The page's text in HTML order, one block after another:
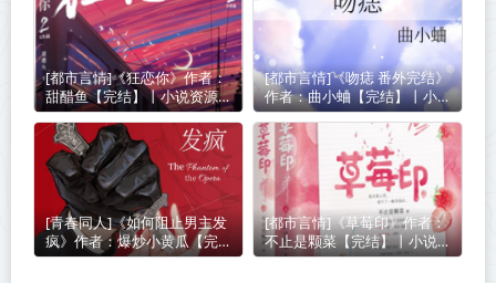
[都市言情]《狂恋你》作者：
甜醋鱼【完结】丨小说资源百
度网盘免费txt下载
[都市言情]《吻痣 番外完结》
作者：曲小蛐【完结】丨小说
资源百度网盘免费txt下载
[青春同人]《如何阻止男主发
疯》作者：爆炒小黄瓜【完
结】丨小说资源百度网盘免费
[都市言情]《草莓印》作者：
不止是颗菜【完结】丨小说资
源百度网盘免费txt下载